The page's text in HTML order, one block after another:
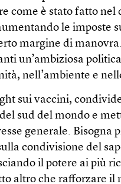
come è stato fatto nel
le imposte
margine di
un’ambiziosa politica
nell’ambiente e
sui vaccini,
sud del mondo e
generale. Bisogna
condivisione del
il potere ai più
altro che rafforzare il